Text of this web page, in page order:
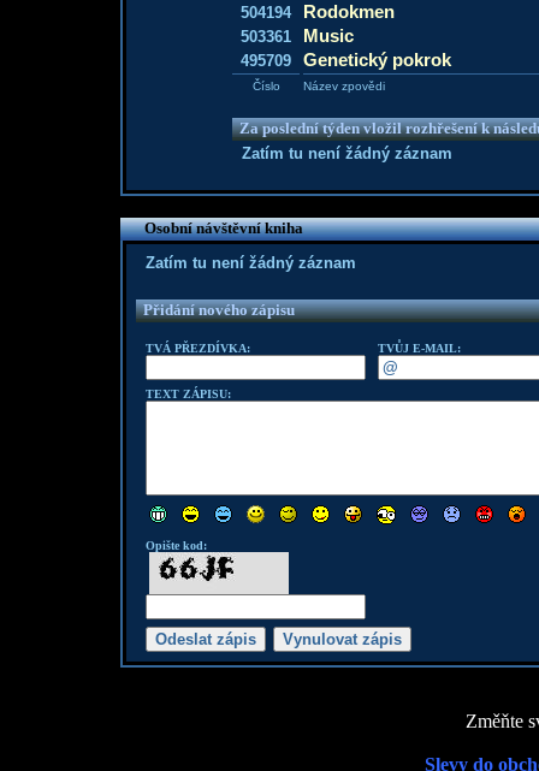
504194 Rodokmen
503361 Music
495709 Genetický pokrok
Číslo Název zpovědi
Za poslední týden vložil rozhřešení k
Zatím tu není žádný záznam
Osobní návštěvní kniha
Zatím tu není žádný záznam
Přidání nového zápisu
TVÁ PŘEZDÍVKA: TVŮJ E-MAIL:
TEXT ZÁPISU:
Opište kod:
Změňte
Slevy do